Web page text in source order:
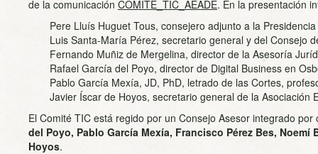
de la comunicación COMITE_TIC_AEADE. En la presentación
Pere Lluís Huguet Tous, consejero adjunto a la
Luis Santa-María Pérez, secretario general y del Consejo
Fernando Muñiz de Mergelina, director de la Asesoría
Rafael García del Poyo, director de Digital Business en
Pablo García Mexía, JD, PhD, letrado de las Cortes,
Javier Íscar de Hoyos, secretario general de la Asociación
El Comité TIC está regido por un Consejo Asesor integrado
del Poyo, Pablo García Mexía, Francisco Pérez Bes,
Hoyos.